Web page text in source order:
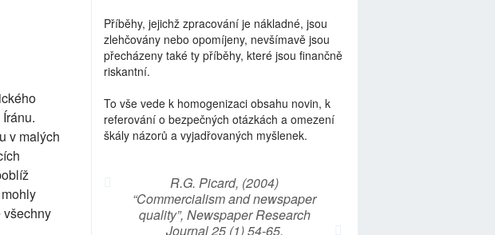
v malých
všechny
Příběhy, jejichž zpracování je nákladné, jsou
zlehčovány nebo opomíjeny, nevšímavě jsou
přecházeny také ty příběhy, které jsou finančně
riskantní.
To vše vede k homogenizaci obsahu novin, k
referování o bezpečných otázkách a omezení
škály názorů a vyjadřovaných myšlenek.
R.G. Picard, (2004)
“Commercialism and newspaper
quality”, Newspaper Research
Journal 25 (1) 54-65.